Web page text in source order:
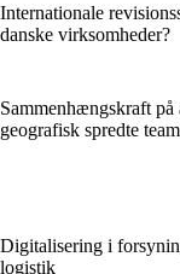
Internationale
danske virksomheder?
Sammenhængskraft på
geografisk spredte
Digitalisering i
logistik